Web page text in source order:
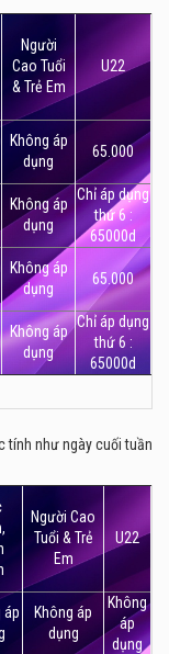
được trình chiếu.
hấp dẫn tại Hà
Người
Cao Tuổi
& Trẻ Em
U22
Không áp
dụng
65.000
Không áp
dụng
Chỉ áp dụng
thứ 6 :
65000d
Không áp
dụng
65.000
Không áp
dụng
Chỉ áp dụng
thứ 6 :
65000d
tính như ngày cuối tuần
Người Cao
Tuổi & Trẻ
Em
U22
áp
Không áp
dụng
Không
áp
dụng